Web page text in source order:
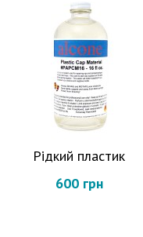
Рідкий пластик
600 грн